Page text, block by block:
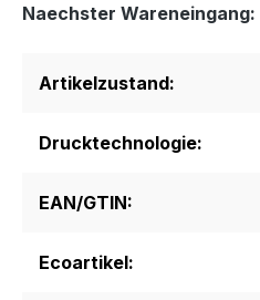
Naechster Wareneingang:
Artikelzustand:
Drucktechnologie:
EAN/GTIN:
Ecoartikel: